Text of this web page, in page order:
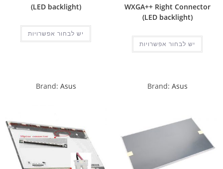
WXGA++ Right Connector
(LED backlight)
יש לבחור אפשרויות
(LED backlight)
יש לבחור אפשרויות
Brand: Asus
Brand: Asus